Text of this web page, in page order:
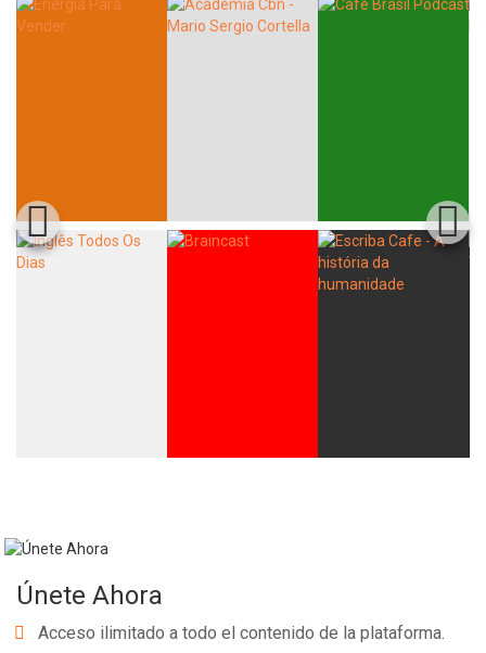
Únete Ahora
Acceso ilimitado a todo el contenido de la plataforma.
Whatsapp Facebook Twitter